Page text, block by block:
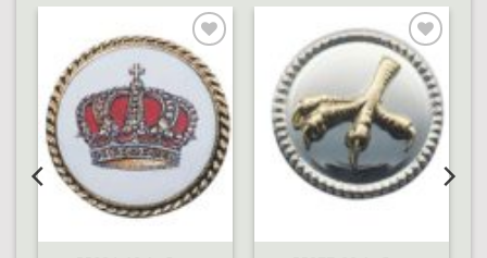
Add to
wishlist
Add to
wishlist